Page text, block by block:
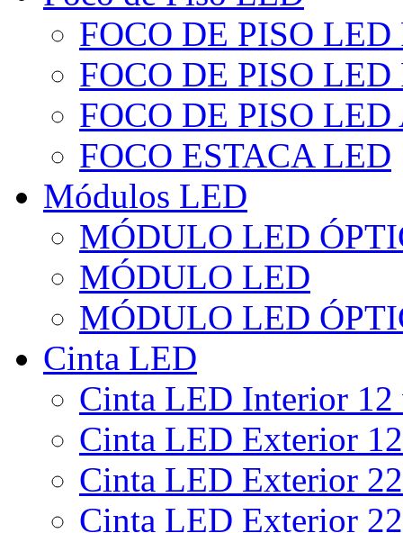
FOCO DE PISO
FOCO DE PISO
FOCO DE PISO
FOCO ESTACA LED
Módulos LED
MÓDULO LED
MÓDULO LED
MÓDULO LED
Cinta LED
Cinta LED Interior
Cinta LED Exterior
Cinta LED Exterior
Cinta LED Exterior